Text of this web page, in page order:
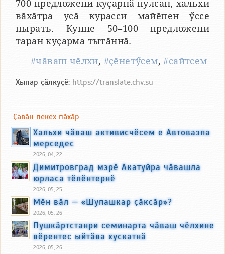
700 предложени куҫарнӑ пулсан, хальхи
вӑхӑтра усӑ курасси майӗпен ӳссе
пырать. Кунне 50–100 предложени
таран куҫарма тытӑннӑ.
#чӑваш чӗлхи, #ҫӗнетӳсем,#сайтсем
Хыпар ҫӑлкуҫӗ: https://translate.chv.su
Ҫавӑн пекех пӑхӑр
Хальхи чӑваш активисчӗсем е Автовазпа
мерседес
2026, 04, 22
Димитровград мэрӗ Акатуйра чӑвашла
юрласа тӗлӗнтернӗ
2026, 05, 25
Мӗн вӑл — «Шупашкар ҫӑксӑр»?
2026, 05, 26
Пушкӑртстанри семинарта чӑваш чӗлхине
вӗрентес ыйтӑва хускатнӑ
2026, 05, 26